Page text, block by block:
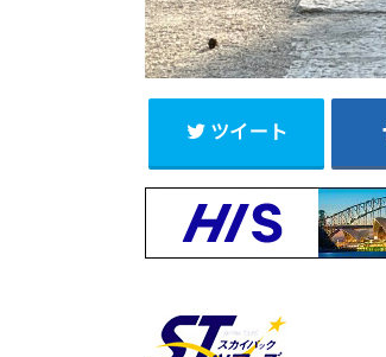
ツイート